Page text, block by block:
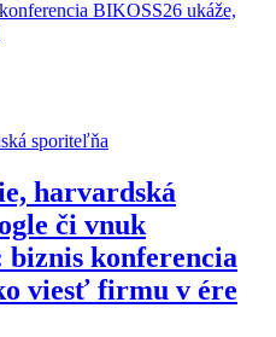
sporiteľňa
harvardská
či vnuk
konferencia
viesť firmu v ére